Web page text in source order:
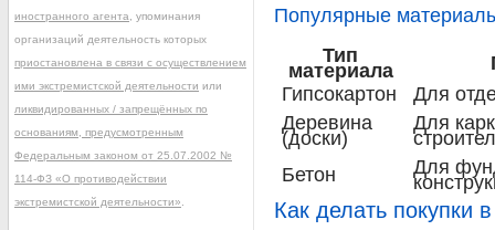
Популярные
Тип
материала
Гипсокартон
Для
Деревина
(доски)
Для
Бетон
Для
Как делать покупки
иностранного агента , упоминания
организаций деятельность которых
приостановлена в связи с осуществлением
ими экстремистской деятельности или
ликвидированных / запрещённых по
основаниям, предусмотренным
Федеральным законом от 25.07.2002 №
114-ФЗ «О противодействии
экстремистской деятельности»